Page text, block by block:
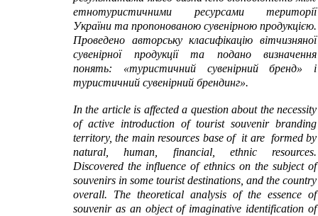
етнотуристичними ресурсами території
України та пропонованою сувенірною продукцією.
Проведено авторську класифікацію вітчизняної
сувенірної продукціїта подано визначення
понять: «туристичний сувенірний бренд» і
туристичний сувенірний брендинг».
In the article is affected a question about the necessity
of active introduction of tourist souvenir branding
territory, the mainresources base of it are formed by
natural, human, financial, ethnicresources.
Discovered the influence of ethnics on the subject of
souvenirs in some tourist destinations, and the country
overall. The theoretical analysis of the essence of
souvenir as an object ofimaginative identificationof